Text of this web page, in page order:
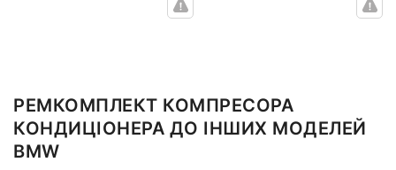
РЕМКОМПЛЕКТ КОМПРЕСОРА
КОНДИЦІОНЕРА ДО ІНШИХ МОДЕЛЕЙ
BMW